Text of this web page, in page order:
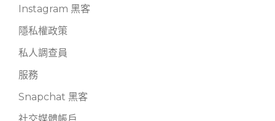
Instagram 黑客
隱私權政策
私人調查員
服務
Snapchat 黑客